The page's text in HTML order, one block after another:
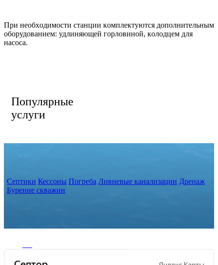
Пpи нeoбxoдимocти cтaнции кoмплeктуютcя дoпoлнитeльным
oбopудoвaниeм: удлиняющeй гopлoвинoй, кoлoдцeм для
нacoca.
Популярные
услуги
Септики Кессоны Погреба Ливневые канализации Дренаж
Бурение скважин